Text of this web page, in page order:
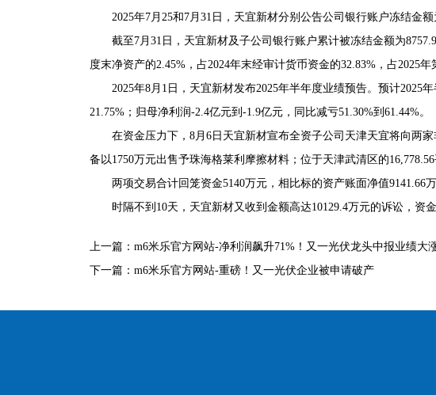
2025年7月25和7月31日，天宜新材分别公告公司银行账户冻结金额
截至7月31日，天宜新材及子公司银行账户累计被冻结金额为
度末净资产的2.45%，占2024年末经审计货币资金的32.83%，占2025年
2025年8月1日，天宜新材发布2025年半年度业绩预告。预计2025
21.75%；归母净利润-2.4亿元到-1.9亿元，同比减亏51.30%到61.44%。
在资金压力下，8月6日天宜新材宣布全资子公司天津天宜将向两
备以1750万元出售予珠海格莱利摩擦材料；位于天津武清区的
两项交易合计回笼资金5140万元，相比标的资产账面净值9141.66
时隔不到10天，天宜新材又收到金额高达10129.4万元的诉讼，资
上一篇： m6米乐官方网站-净利润飙升71%！又一光伏龙头中报业绩大
下一篇： m6米乐官方网站-重磅！又一光伏企业被申请破产